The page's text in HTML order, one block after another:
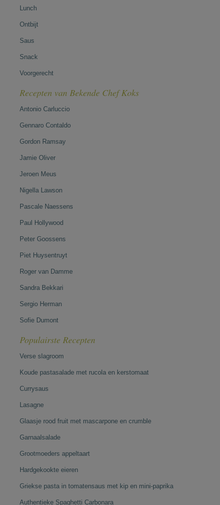
Lunch
Ontbijt
Saus
Snack
Voorgerecht
Recepten van Bekende Chef Koks
Antonio Carluccio
Gennaro Contaldo
Gordon Ramsay
Jamie Oliver
Jeroen Meus
Nigella Lawson
Pascale Naessens
Paul Hollywood
Peter Goossens
Piet Huysentruyt
Roger van Damme
Sandra Bekkari
Sergio Herman
Sofie Dumont
Populairste Recepten
Verse slagroom
Koude pastasalade met rucola en kerstomaat
Currysaus
Lasagne
Glaasje rood fruit met mascarpone en crumble
Garnaalsalade
Grootmoeders appeltaart
Hardgekookte eieren
Griekse pasta in tomatensaus met kip en mini-paprika
Authentieke Spaghetti Carbonara